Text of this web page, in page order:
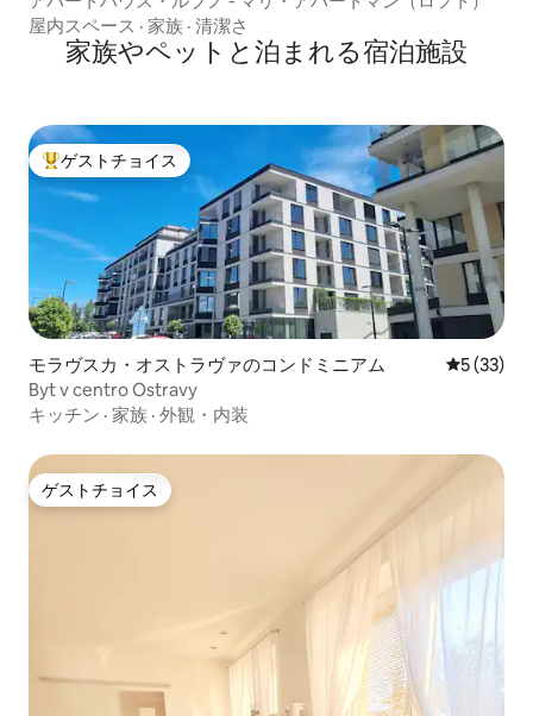
屋内スペース · 家族 · 清潔さ
家族やペットと泊まれる宿泊施設
大好評のゲストチョイスです。
ゲストチョイス
モラヴスカ・オストラヴァのコンドミニアム レビュー
5 (33)
Byt v centro Ostravy
キッチン · 家族 · 外観・内装
ゲストチョイス
ゲストチョイス